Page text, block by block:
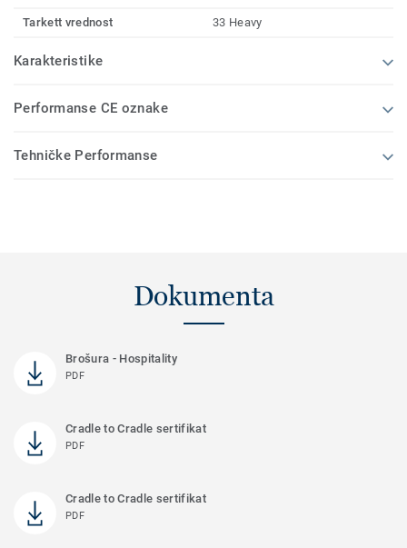
Tarkett vrednost 33 Heavy
Karakteristike
Performanse CE oznake
Tehničke Performanse
Dokumenta
Brošura - Hospitality
PDF
Cradle to Cradle sertifikat
PDF
Cradle to Cradle sertifikat
PDF